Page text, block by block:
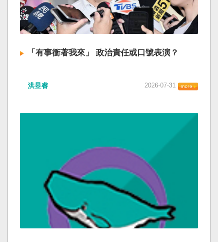
「有事衝著我來」 政治責任或口號表演？
洪昱睿 2026-07-31